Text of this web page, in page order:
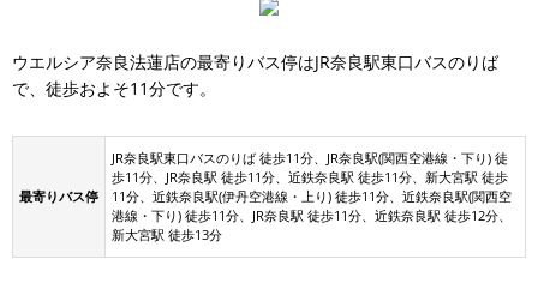
ウエルシア奈良法蓮店の最寄りバス停はJR奈良駅東口バスのりば
で、徒歩およそ11分です。
最寄りバス停
JR奈良駅東口バスのりば 徒歩11分、JR奈良駅(関西空港線・下り) 徒
歩11分、JR奈良駅 徒歩11分、近鉄奈良駅 徒歩11分、新大宮駅 徒歩
11分、近鉄奈良駅(伊丹空港線・上り) 徒歩11分、近鉄奈良駅(関西空
港線・下り) 徒歩11分、JR奈良駅 徒歩11分、近鉄奈良駅 徒歩12分、
新大宮駅 徒歩13分